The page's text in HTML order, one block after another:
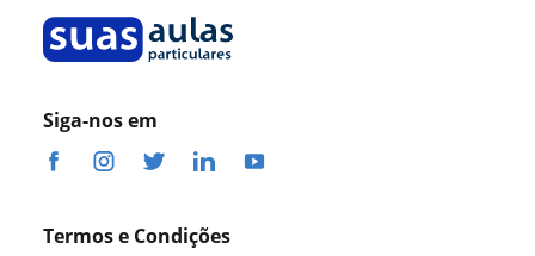
Siga-nos em
Termos e Condições